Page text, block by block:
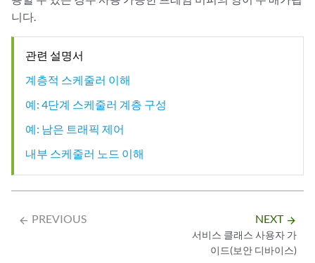
니다.
관련 설명서
계층적 스케줄러 이해
예: 4단계 스케줄러 계층 구성
예: 남은 트래픽 제어
내부 스케줄러 노드 이해
arrow_backward PREVIOUS NEXT arrow_forward
서비스 클래스 사용자 가
이드(보안 디바이스)